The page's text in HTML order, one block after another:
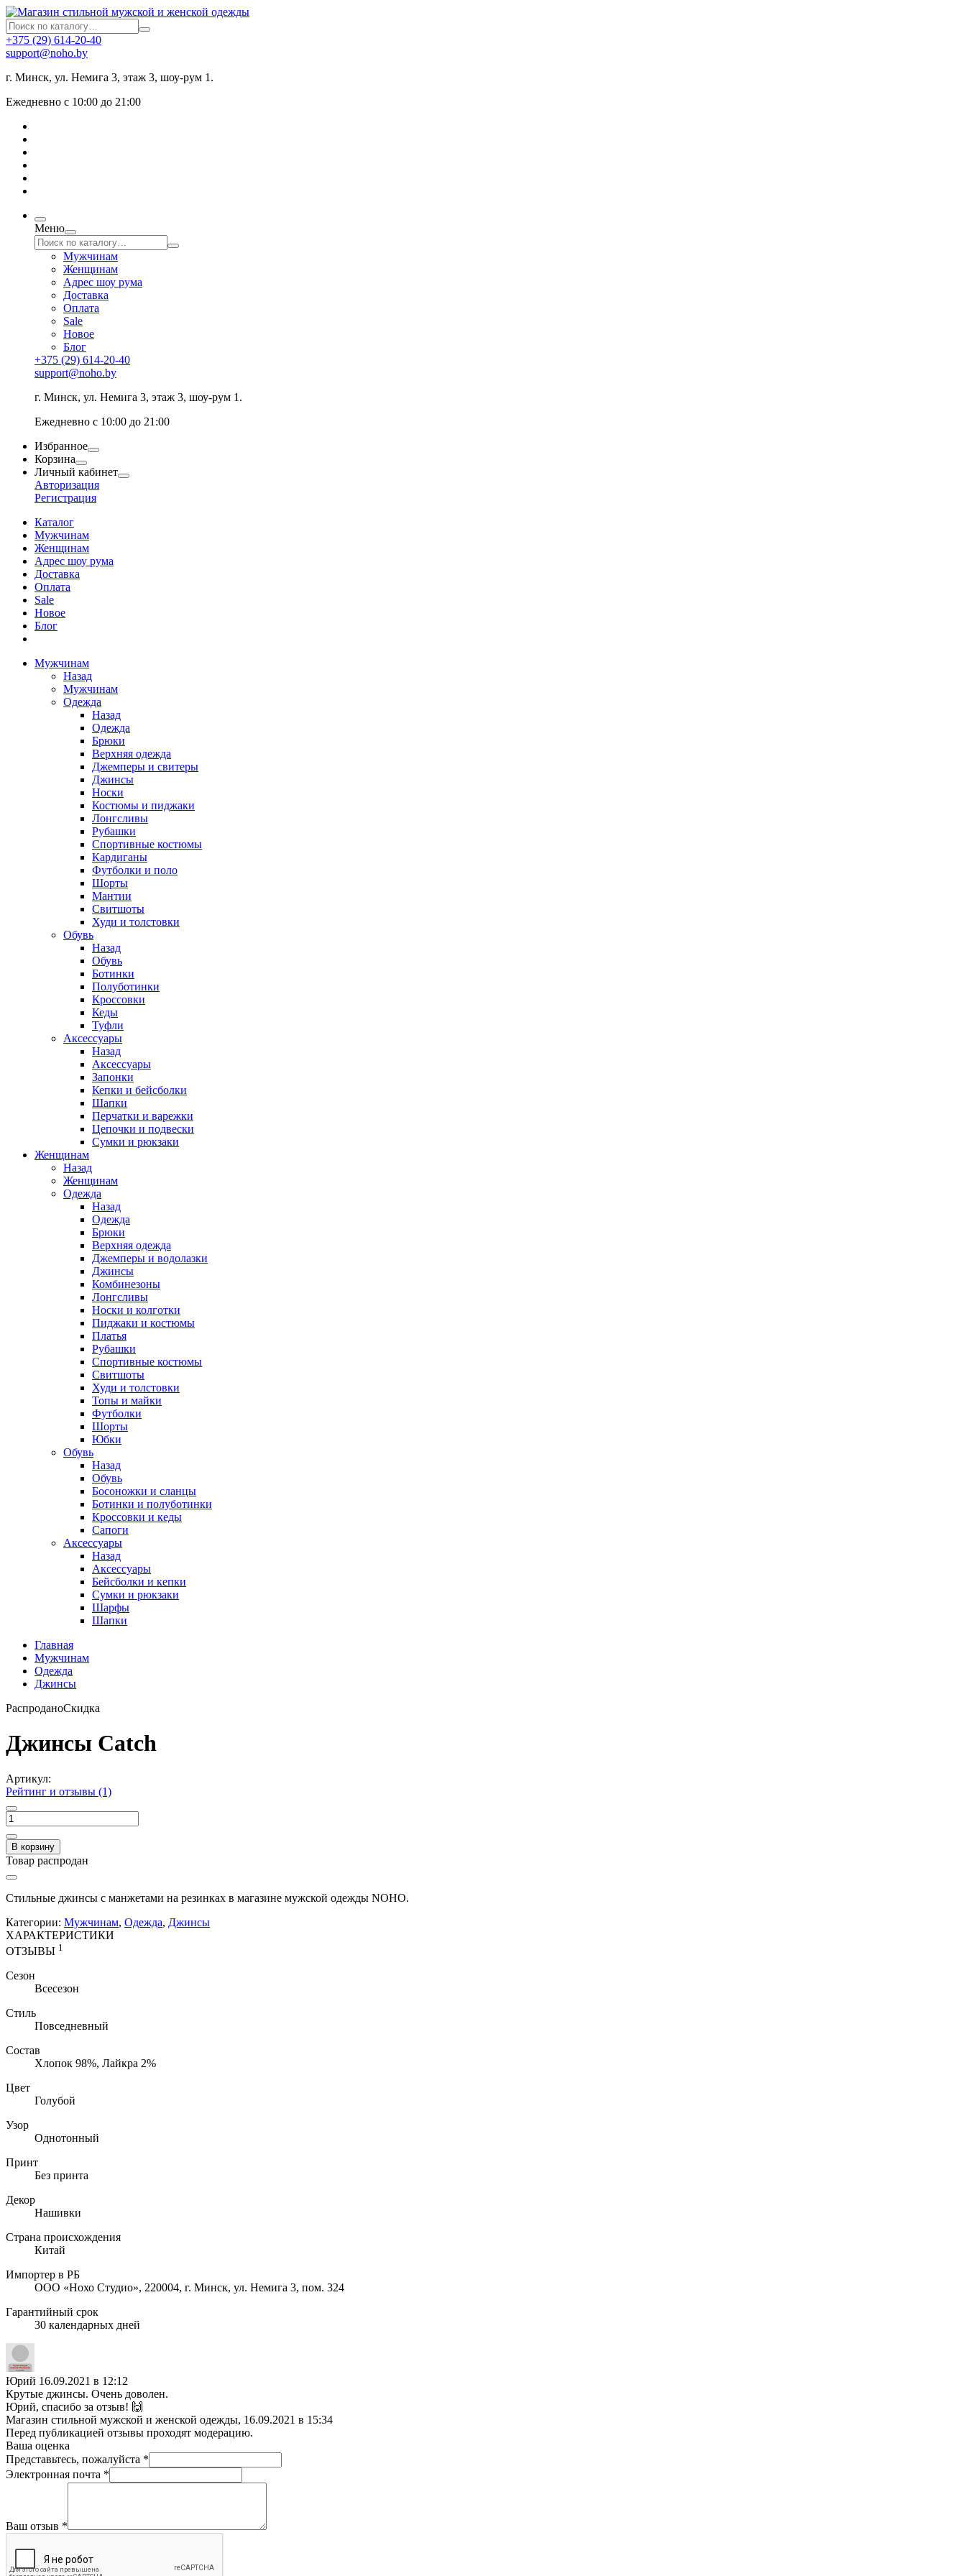
+375 (29) 614-20-40
support@noho.by
г. Минск, ул. Немига 3, этаж 3, шоу-рум 1.
Ежедневно с 10:00 до 21:00
Меню
Мужчинам
Женщинам
Адрес шоу рума
Доставка
Оплата
Sale
Новое
Блог
+375 (29) 614-20-40
support@noho.by
г. Минск, ул. Немига 3, этаж 3, шоу-рум 1.
Ежедневно с 10:00 до 21:00
Избранное
Корзина
Личный кабинет
Авторизация
Регистрация
Каталог
Мужчинам
Женщинам
Адрес шоу рума
Доставка
Оплата
Sale
Новое
Блог
Мужчинам
Назад
Мужчинам
Одежда
Назад
Одежда
Брюки
Верхняя одежда
Джемперы и свитеры
Джинсы
Носки
Костюмы и пиджаки
Лонгсливы
Рубашки
Спортивные костюмы
Кардиганы
Футболки и поло
Шорты
Мантии
Свитшоты
Худи и толстовки
Обувь
Назад
Обувь
Ботинки
Полуботинки
Кроссовки
Кеды
Туфли
Аксессуары
Назад
Аксессуары
Запонки
Кепки и бейсболки
Шапки
Перчатки и варежки
Цепочки и подвески
Сумки и рюкзаки
Женщинам
Назад
Женщинам
Одежда
Назад
Одежда
Брюки
Верхняя одежда
Джемперы и водолазки
Джинсы
Комбинезоны
Лонгсливы
Носки и колготки
Пиджаки и костюмы
Платья
Рубашки
Спортивные костюмы
Свитшоты
Худи и толстовки
Топы и майки
Футболки
Шорты
Юбки
Обувь
Назад
Обувь
Босоножки и сланцы
Ботинки и полуботинки
Кроссовки и кеды
Сапоги
Аксессуары
Назад
Аксессуары
Бейсболки и кепки
Сумки и рюкзаки
Шарфы
Шапки
Главная
Мужчинам
Одежда
Джинсы
РаспроданоСкидка
Джинсы Catch
Артикул:
Рейтинг и отзывы (1)
В корзину
Товар распродан
Стильные джинсы с манжетами на резинках в магазине мужской одежды NOHO.
Категории: Мужчинам, Одежда, Джинсы
ХАРАКТЕРИСТИКИ
ОТЗЫВЫ 1
Сезон
Всесезон
Стиль
Повседневный
Состав
Хлопок 98%, Лайкра 2%
Цвет
Голубой
Узор
Однотонный
Принт
Без принта
Декор
Нашивки
Страна происхождения
Китай
Импортер в РБ
ООО «Нохо Студио», 220004, г. Минск, ул. Немига 3, пом. 324
Гарантийный срок
30 календарных дней
Юрий 16.09.2021 в 12:12
Крутые джинсы. Очень доволен.
Юрий, спасибо за отзыв! 🙌
Магазин стильной мужской и женской одежды, 16.09.2021 в 15:34
Перед публикацией отзывы проходят модерацию.
Ваша оценка
Представьтесь, пожалуйста *
Электронная почта *
Ваш отзыв *